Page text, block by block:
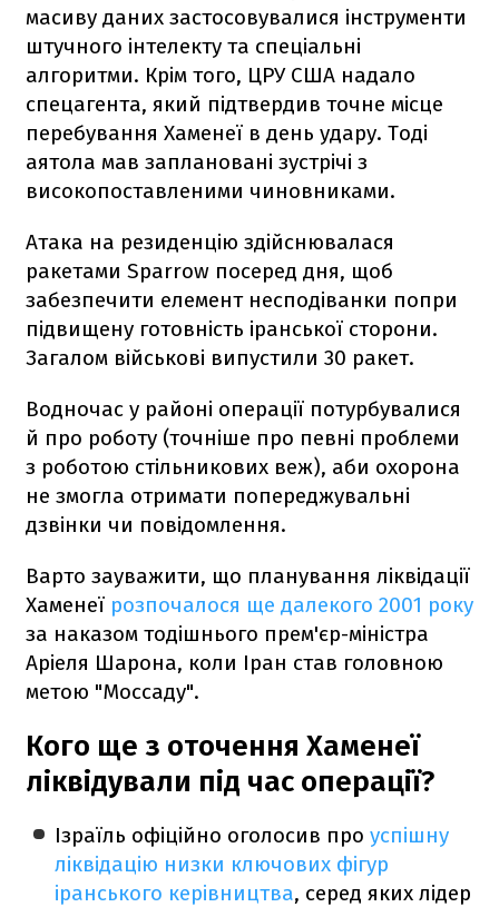
масиву даних застосовувалися інструменти
штучного інтелекту та спеціальні
алгоритми. Крім того, ЦРУ США надало
спецагента, який підтвердив точне місце
перебування Хаменеї в день удару. Тоді
аятола мав заплановані зустрічі з
високопоставленими чиновниками.
Атака на резиденцію здійснювалася
ракетами Sparrow посеред дня, щоб
забезпечити елемент несподіванки попри
підвищену готовність іранської сторони.
Загалом військові випустили 30 ракет.
Водночас у районі операції потурбувалися
й про роботу (точніше про певні проблеми
з роботою стільникових веж), аби охорона
не змогла отримати попереджувальні
дзвінки чи повідомлення.
Варто зауважити, що планування ліквідації
Хаменеї розпочалося ще далекого 2001 року
за наказом тодішнього прем'єр-міністра
Аріеля Шарона, коли Іран став головною
метою "Моссаду".
Кого ще з оточення Хаменеї
ліквідували під час операції?
Ізраїль офіційно оголосив проуспішну
ліквідацію низки ключових фігур
іранського керівництва, серед яких лідер